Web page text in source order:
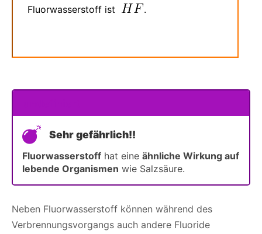
Fluorwasserstoff ist
.
Sehr gefährlich!!
Fluorwasserstoff hat eine ähnliche Wirkung auf
lebende Organismen wie Salzsäure.
Neben Fluorwasserstoff können während des
Verbrennungsvorgangs auch andere Fluoride